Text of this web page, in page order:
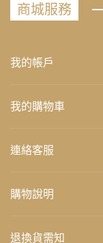
商城服務
我的帳戶
我的購物車
連絡客服
購物說明
退換貨需知